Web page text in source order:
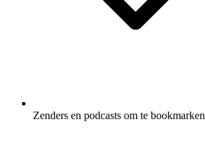
Zenders en podcasts om te bookmarken